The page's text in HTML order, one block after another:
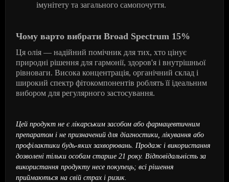
імунітету та загального самопочуття.
Чому варто вибрати Broad Spectrum 15%
Ця олія — надійний помічник для тих, хто цінує
природні рішення для гармонії, здоров'я і внутрішньої
рівноваги. Висока концентрація, органічний склад і
широкий спектр фітокомпонентів роблять її ідеальним
вибором для регулярного застосування.
Цей продукт не є лікарським засобом або фармацевтичним
препаратом і не призначений для діагностики, лікування або
профілактики будь-яких захворювань. Продаж і використання
дозволені тільки особам старше 21 року. Відповідальність за
використання продукту несе покупець; всі рішення
приймаються на свій страх і ризик.